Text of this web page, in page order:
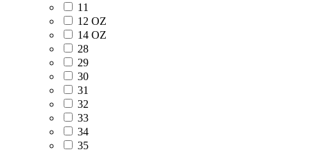
11
12 OZ
14 OZ
28
29
30
31
32
33
34
35